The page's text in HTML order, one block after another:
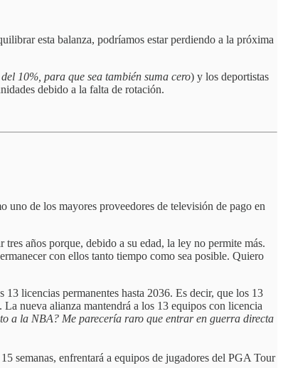
esta balanza, podríamos estar perdiendo a la próxima
10%, para que sea también suma cero) y los deportistas
debido a la falta de rotación.
de los mayores proveedores de televisión de pago en
años porque, debido a su edad, la ley no permite más.
con ellos tanto tiempo como sea posible. Quiero
licencias permanentes hasta 2036. Es decir, que los 13
nueva alianza mantendrá a los 13 equipos con licencia
a la NBA? Me parecería raro que entrar en guerra directa
semanas, enfrentará a equipos de jugadores del PGA Tour